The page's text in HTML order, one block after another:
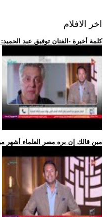
اخر الافلام
.. كلمة أخيرة -الفنان توفيق عبد
.. مين قالك إن بره مصر العلماء أشهر